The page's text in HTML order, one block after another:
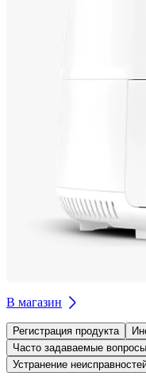
В магазин
Регистрация продукта
Часто задаваемые вопросы
Устранение